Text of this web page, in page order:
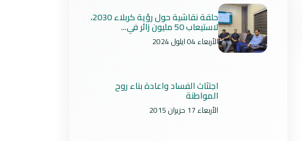
حلقة نقاشية حول رؤية كربلاء 2030،
لاستيعاب 50 مليون زائر في...
الأربعاء 04 ايلول 2024
اجتثاث الفساد واعادة بناء روح
المواطنة
الأربعاء 17 حزيران 2015